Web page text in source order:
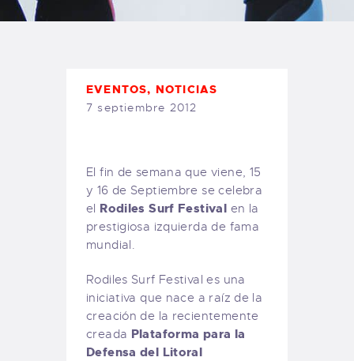
TIENDA FAMILY SURFERS
EVENTOS, NOTICIAS
7 septiembre 2012
El fin de semana que viene, 15
y 16 de Septiembre se celebra
el Rodiles Surf Festival en la
prestigiosa izquierda de fama
mundial.
Rodiles Surf Festival es una
iniciativa que nace a raíz de la
creación de la recientemente
creada Plataforma para la
Defensa del Litoral